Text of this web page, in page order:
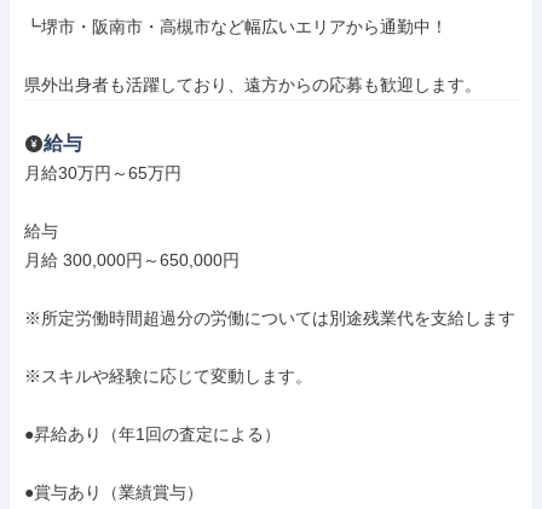
┗堺市・阪南市・高槻市など幅広いエリアから通勤中！
県外出身者も活躍しており、遠方からの応募も歓迎します。
給与
月給30万円～65万円
給与
月給 300,000円～650,000円
※所定労働時間超過分の労働については別途残業代を支給します
※スキルや経験に応じて変動します。
●昇給あり（年1回の査定による）
●賞与あり（業績賞与）